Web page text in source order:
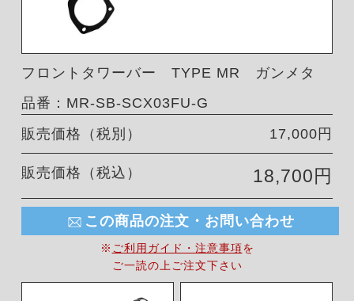
フロントタワーバー TYPE MR ガンメタ
品番：MR-SB-SCX03FU-G
販売価格（税別）
17,000円
販売価格（税込） 18,700円
この商品の注文・お問い合わせ
※ ご利用ガイド・注意事項を
ご一読の上ご注文下さい